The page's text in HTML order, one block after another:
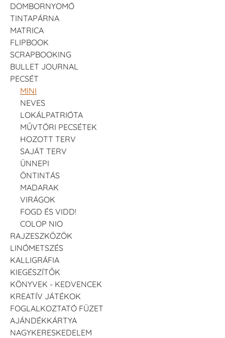
DOMBORNYOMÓ
TINTAPÁRNA
MATRICA
FLIPBOOK
SCRAPBOOKING
BULLET JOURNAL
PECSÉT
MINI
NEVES
LOKÁLPATRIÓTA
MŰVTÖRI PECSÉTEK
HOZOTT TERV
SAJÁT TERV
ÜNNEPI
ÖNTINTÁS
MADARAK
VIRÁGOK
FOGD ÉS VIDD!
COLOP NIO
RAJZESZKÖZÖK
LINÓMETSZÉS
KALLIGRÁFIA
KIEGÉSZÍTŐK
KÖNYVEK - KEDVENCEK
KREATÍV JÁTÉKOK
FOGLALKOZTATÓ FÜZET
AJÁNDÉKKÁRTYA
NAGYKERESKEDELEM